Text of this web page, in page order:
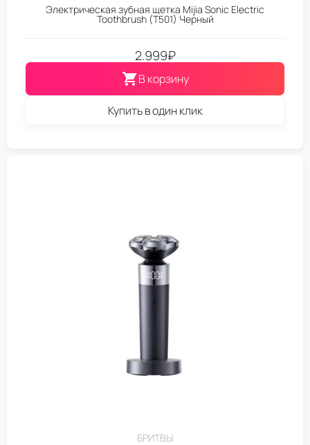
Электрическая зубная щетка Mijia Sonic Electric
Toothbrush (T501) Черный
2.999₽
В корзину
Купить в один клик
БРИТВЫ